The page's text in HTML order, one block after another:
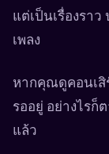
แต่เป็นเรื่องรา
เพลง
หากคุณดูคอนเ
รออยู่ อย่างไรก็
แล้ว